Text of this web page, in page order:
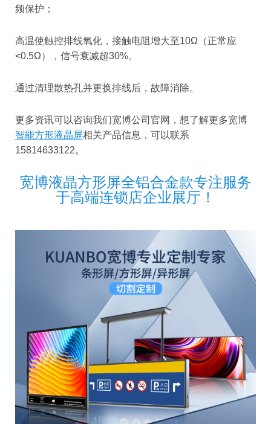
频保护；
高温使触控排线氧化，接触电阻增大至10Ω（正常应
<0.5Ω），信号衰减超30%。
通过清理散热孔并更换排线后，故障消除。
更多资讯可以咨询我们宽博公司官网，想了解更多宽博
智能方形液晶屏相关产品信息，可以联系
15814633122。
宽博液晶方形屏全铝合金款专注服务
于高端连锁店企业展厅！